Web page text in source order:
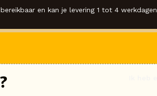
en kan je levering 1 tot 4